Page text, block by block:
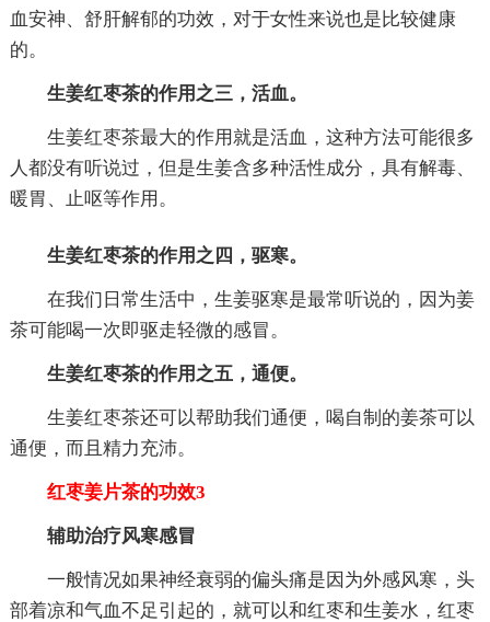
血安神、舒肝解郁的功效，对于女性来说也是比较健康
的。
生姜红枣茶的作用之三，活血。
生姜红枣茶最大的作用就是活血，这种方法可能很多
人都没有听说过，但是生姜含多种活性成分，具有解毒、
暖胃、止呕等作用。
生姜红枣茶的作用之四，驱寒。
在我们日常生活中，生姜驱寒是最常听说的，因为姜
茶可能喝一次即驱走轻微的感冒。
生姜红枣茶的作用之五，通便。
生姜红枣茶还可以帮助我们通便，喝自制的姜茶可以
通便，而且精力充沛。
红枣姜片茶的功效3
辅助治疗风寒感冒
一般情况如果神经衰弱的偏头痛是因为外感风寒，头
部着凉和气血不足引起的，就可以和红枣和生姜水，红枣